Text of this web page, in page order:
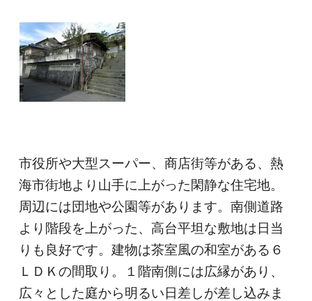
市役所や大型スーパー、商店街等がある、熱
海市街地より山手に上がった閑静な住宅地。
周辺には団地や公園等があります。南側道路
より階段を上がった、高台平坦な敷地は日当
りも良好です。建物は茶室風の和室がある６
ＬＤＫの間取り。１階南側には広縁があり、
広々とした庭から明るい日差しが差し込みま